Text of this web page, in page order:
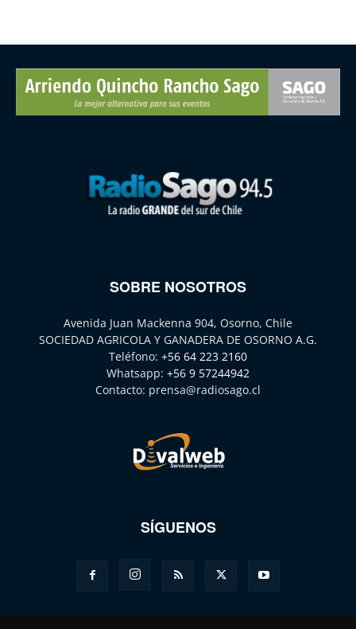
SOBRE NOSOTROS
Avenida Juan Mackenna 904, Osorno, Chile
SOCIEDAD AGRICOLA Y GANADERA DE OSORNO A.G.
Teléfono: +56 64 223 2160
Whatsapp: +56 9 57244942
Contacto: prensa@radiosago.cl
SÍGUENOS